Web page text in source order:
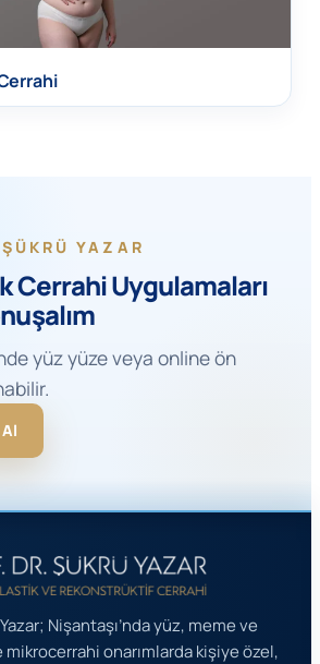
YAZAR
Cerrahi Uygulamaları
yüz yüze veya online ön
Nişantaşı’nda yüz, meme ve
onarımlarda kişiye özel,